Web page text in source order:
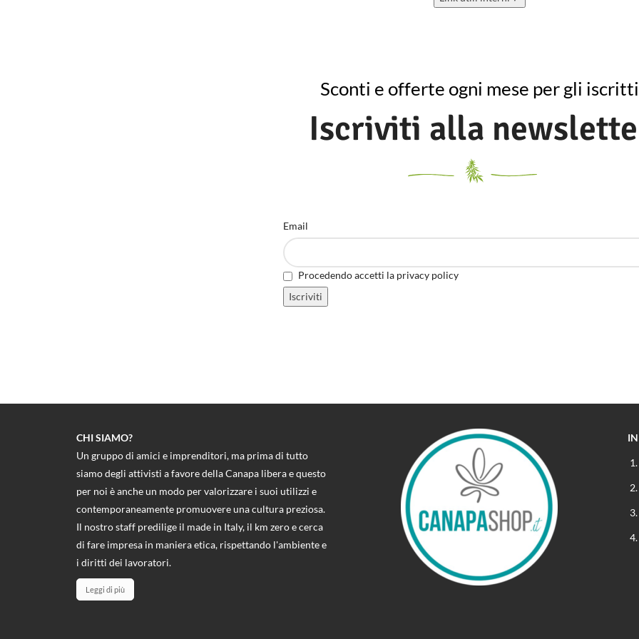
Sconti e offerte ogni mese per gli iscritti
Iscriviti alla
Email
Procedendo accetti la privacy policy
CHI SIAMO?
Un gruppo di amici e imprenditori, ma prima di tutto
siamo degli attivisti a favore della Canapa libera e questo
per noi è anche un modo per valorizzare i suoi utilizzi e
contemporaneamente promuovere una cultura preziosa.
Il nostro staff predilige il made in Italy, il km zero e cerca
di fare impresa in maniera etica, rispettando l'ambiente e
i diritti dei lavoratori.
Leggi di più